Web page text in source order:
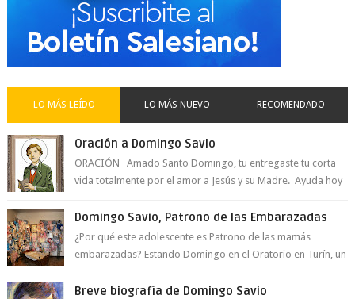
LO MÁS LEÍDO LO MÁS NUEVO RECOMENDADO
Oración a Domingo Savio
ORACIÓN Amado Santo Domingo, tu entregaste tu corta
vida totalmente por el amor a Jesús y su Madre. Ayuda hoy
Domingo Savio, Patrono de las Embarazadas
¿Por qué este adolescente es Patrono de las mamás
embarazadas? Estando Domingo en el Oratorio en Turín, un
Breve biografía de Domingo Savio